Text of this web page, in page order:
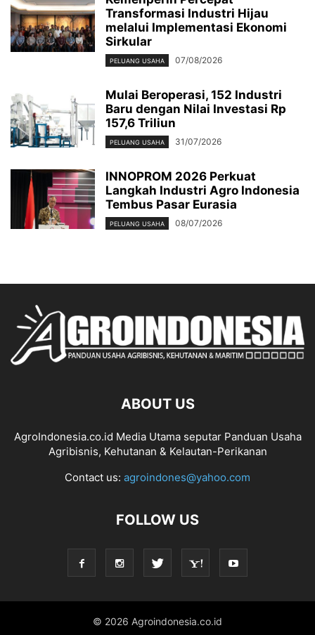
Transformasi Industri Hijau
melalui Implementasi Ekonomi
Sirkular
PELUANG USAHA 07/08/2026
Mulai Beroperasi, 152 Industri
Baru dengan Nilai Investasi Rp
157,6 Triliun
PELUANG USAHA 31/07/2026
INNOPROM 2026 Perkuat
Langkah Industri Agro Indonesia
Tembus Pasar Eurasia
PELUANG USAHA 08/07/2026
ABOUT US
AgroIndonesia.co.id Media Utama seputar Panduan Usaha
Agribisnis, Kehutanan & Kelautan-Perikanan
Contact us: agroindones@yahoo.com
FOLLOW US
© 2026 Agroindonesia.co.id